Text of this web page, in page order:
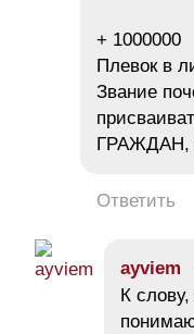
+ 1000000
Плевок в
Звание
ГРАЖДАН,
Ответить
ayviem
К